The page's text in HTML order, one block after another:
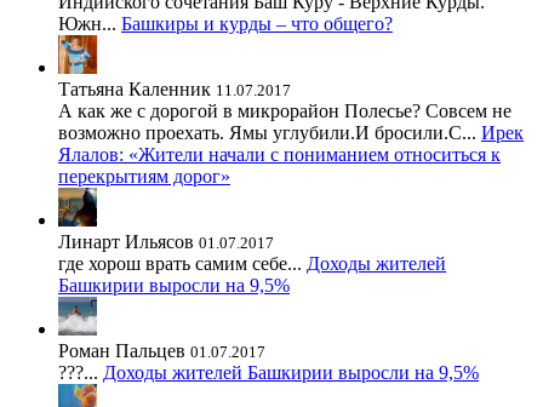
Южн... Башкиры и курды – что общего?
Татьяна Каленник 11.07.2017
А как же с дорогой в микрорайон Полесье? Совсем не
возможно проехать. Ямы углубили.И бросили.С... Ирек
Ялалов: «Жители начали с пониманием относиться к
перекрытиям дорог»
Линарт Ильясов 01.07.2017
где хорош врать самим себе... Доходы жителей
Башкирии выросли на 9,5%
Роман Пальцев 01.07.2017
???... Доходы жителей Башкирии выросли на 9,5%